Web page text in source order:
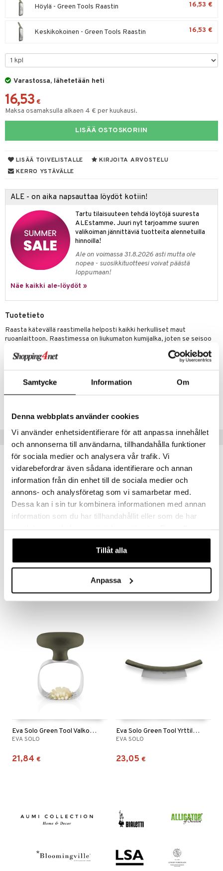
Samtycke Information Om
Denna webbplats använder cookies
Vi använder enhetsidentifierare för att anpassa innehållet
och annonserna till användarna, tillhandahålla funktioner
för sociala medier och analysera vår trafik. Vi
vidarebefordrar även sådana identifierare och annan
information från din enhet till de sociala medier och
annons- och analysföretag som vi samarbetar med.
Dessa kan i sin tur kombinera informationen med annan
information som du har tillhandahållit eller som de har
våra cookies vid fortsatt användande av vår webbplats.
Tillåt alla
Anpassa
Höylä - Green Tools Raastin 16,53 €
Keskikokoinen - Green Tools Raastin 16,53 €
Varastossa, lähetetään heti
16,53 €
Maksa osamaksulla alkaen 4 € per kuukausi.
LISÄÄ OSTOSKORIIN
LISÄÄ TOIVELISTALLE
KIRJOITA ARVOSTELU
KERRO YSTÄVÄLLE
ALE - on aika napsauttaa löydöt kotiin!
Tartu tilaisuuteen tehdä löytöjä suuresta
ALEstamme. Juuri nyt tarjoamme suuren
valikoiman jännittäviä tuotteita alennetuilla
hinnoilla!
Ale on voimassa 31.8.2026 asti mutta ole
nopea - suosikkituotteesi voivat päästä
loppumaan!
Näe kaikki ale-löydöt »
Tuotetieto
Raasta kätevällä raastimella helposti kaikki herkulliset maut
ruoanlaittoon. Raastimessa on liukumaton kumijalka, joten se seisoo
aina tukevasti leikkuulaudalla tai työtasolla ja sitä on helppo käsitellä.
Käytä keskikokoista raastinta esimerkiksi omenoiden, porkkanoiden
Tuotenumero
Vinkkejä sinulle
Eva Solo Green Tool Maustehakkuri
36,24 €
Eva Solo Green Tool Sitruspuserrin
19,71 €
Eva Solo Green Tool Valkosipulipuristin
EVA SOLO
21,84 €
Eva Solo Green Tool Yrttileikkuri
EVA SOLO
23,05 €
sisustus
tekstiilit
säilytys
tekstiilit
Saalit
& Tyynyliinat
& Peitot
& Koukut
& Korit
& Veistokset
Art
& Lyhdyt
& Hyllyt
& Koukut
tekstiilit
tekstiilit
tekstiilit
& Peitot
hyönteissuoja
ruokinta
& Lyhdyt
& vastauksia